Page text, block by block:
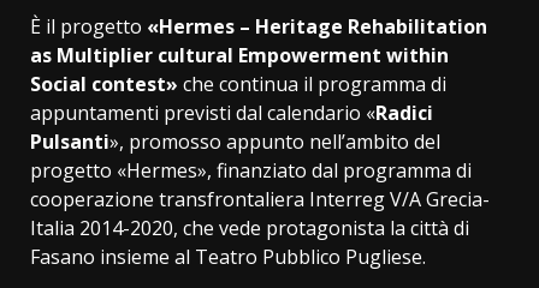
È il progetto «Hermes – Heritage Rehabilitation
as Multiplier cultural Empowerment within
Social contest» che continua il programma di
appuntamenti previsti dal calendario «Radici
Pulsanti», promosso appunto nell’ambito del
progetto «Hermes», finanziato dal programma di
cooperazione transfrontaliera Interreg V/A Grecia-
Italia 2014-2020, che vede protagonista la città di
Fasano insieme al Teatro Pubblico Pugliese.